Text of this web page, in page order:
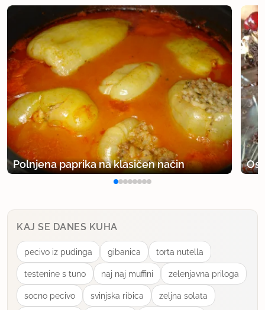
Polnjena paprika na klasičen način
KAJ SE DANES KUHA
pecivo iz pudinga gibanica torta nutella
testenine s tuno naj naj muffini zelenjavna priloga
socno pecivo svinjska ribica zeljna solata